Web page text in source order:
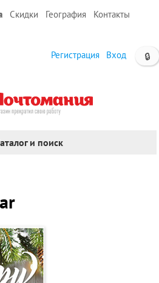
Скидки География
Контакты
🔒
Регистрация Вход
и поиск